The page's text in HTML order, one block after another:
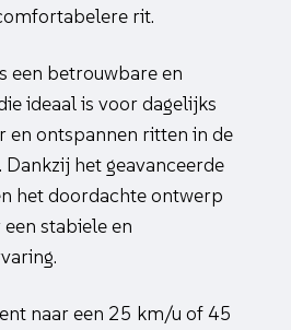
rit.
een betrouwbare en
ideaal is voor dagelijks
en ontspannen ritten in de
het geavanceerde
het doordachte ontwerp
stabiele en
naar een 25 km/u of 45